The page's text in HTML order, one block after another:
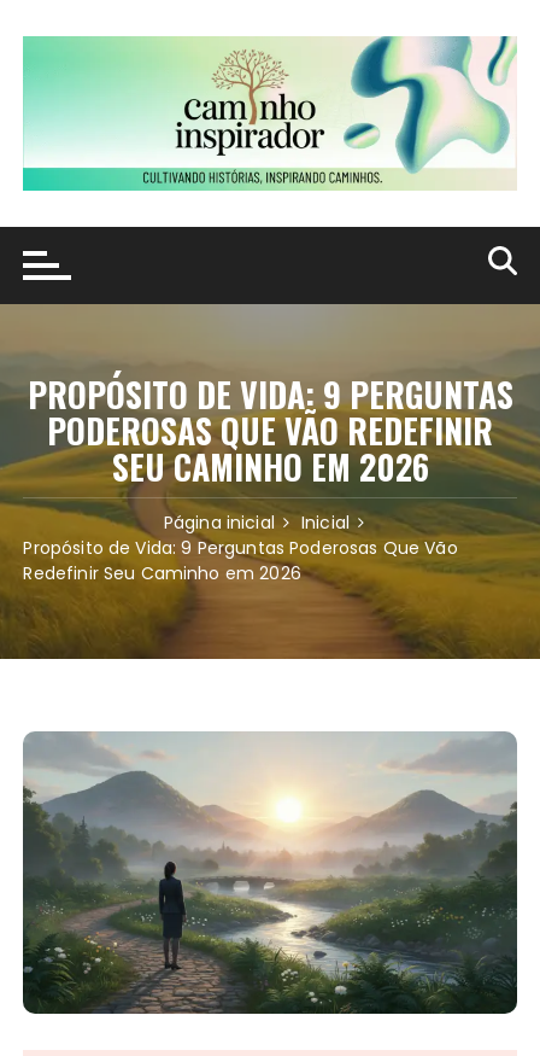
para
conteúdo
PROPÓSITO DE VIDA: 9 PERGUNTAS
PODEROSAS QUE VÃO REDEFINIR
SEU CAMINHO EM 2026
Página inicial
Inicial
Propósito de Vida: 9 Perguntas Poderosas Que Vão
Redefinir Seu Caminho em 2026